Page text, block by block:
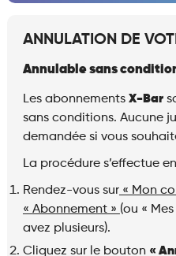
ANNULATION DE
Annulable sans
Les abonnements X-Bar
sans conditions. Aucune
demandée si vous
La procédure s’effectue
Rendez-vous sur« Mon
« Abonnement » (ou «
avez plusieurs).
Cliquez sur le bouton «